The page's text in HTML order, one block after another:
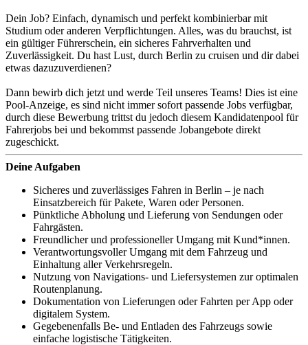
Dein Job? Einfach, dynamisch und perfekt kombinierbar mit
Studium oder anderen Verpflichtungen. Alles, was du brauchst, ist
ein gültiger Führerschein, ein sicheres Fahrverhalten und
Zuverlässigkeit. Du hast Lust, durch Berlin zu cruisen und dir dabei
etwas dazuzuverdienen?
Dann bewirb dich jetzt und werde Teil unseres Teams! Dies ist eine
Pool-Anzeige, es sind nicht immer sofort passende Jobs verfügbar,
durch diese Bewerbung trittst du jedoch diesem Kandidatenpool für
Fahrerjobs bei und bekommst passende Jobangebote direkt
zugeschickt.
Deine Aufgaben
Sicheres und zuverlässiges Fahren in Berlin – je nach
Einsatzbereich für Pakete, Waren oder Personen.
Pünktliche Abholung und Lieferung von Sendungen oder
Fahrgästen.
Freundlicher und professioneller Umgang mit Kund*innen.
Verantwortungsvoller Umgang mit dem Fahrzeug und
Einhaltung aller Verkehrsregeln.
Nutzung von Navigations- und Liefersystemen zur optimalen
Routenplanung.
Dokumentation von Lieferungen oder Fahrten per App oder
digitalem System.
Gegebenenfalls Be- und Entladen des Fahrzeugs sowie
einfache logistische Tätigkeiten.